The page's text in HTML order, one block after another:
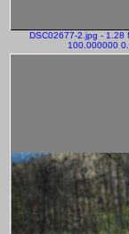
DSC02677-2.jpg - 1.28
100.000000